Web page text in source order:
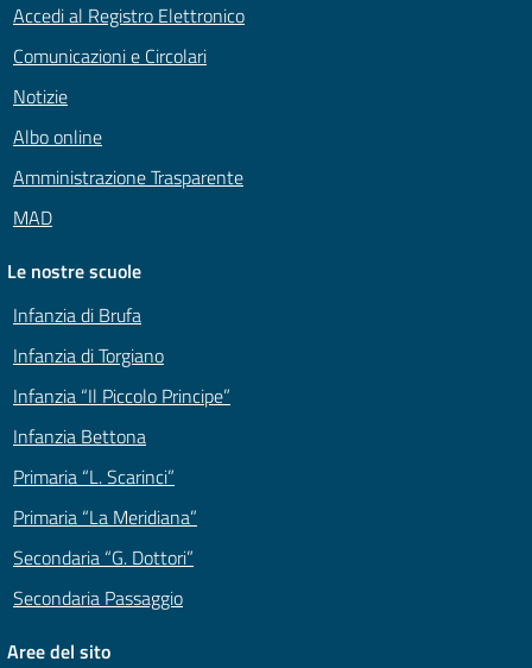
Accedi al Registro Elettronico
Comunicazioni e Circolari
Notizie
Albo online
Amministrazione Trasparente
MAD
Le nostre scuole
Infanzia di Brufa
Infanzia di Torgiano
Infanzia “Il Piccolo Principe”
Infanzia Bettona
Primaria “L. Scarinci”
Primaria “La Meridiana”
Secondaria “G. Dottori”
Secondaria Passaggio
Aree del sito